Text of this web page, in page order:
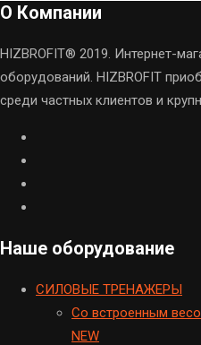
О Компании
HIZBROFIT® 2019. Интернет-
оборудований. HIZBROFIT
среди частных клиентов и
Наше оборудование
CИЛОВЫЕ ТРЕНАЖЕРЫ
Cо встроенным
NEW